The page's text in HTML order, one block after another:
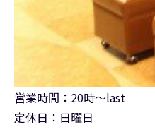
営業時間：20時～last
定休日：日曜日